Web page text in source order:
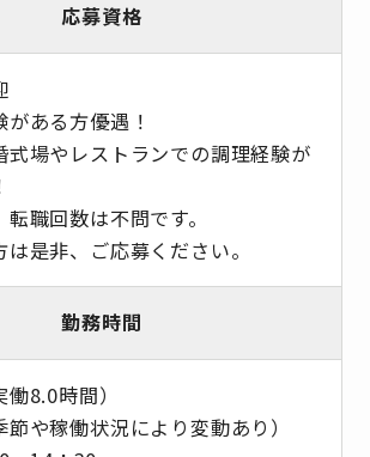
応募資格
ある方優遇！
式場やレストランでの調理経験が
職回数は不問です。
是非、ご応募ください。
勤務時間
8.0時間）
や稼働状況により変動あり）